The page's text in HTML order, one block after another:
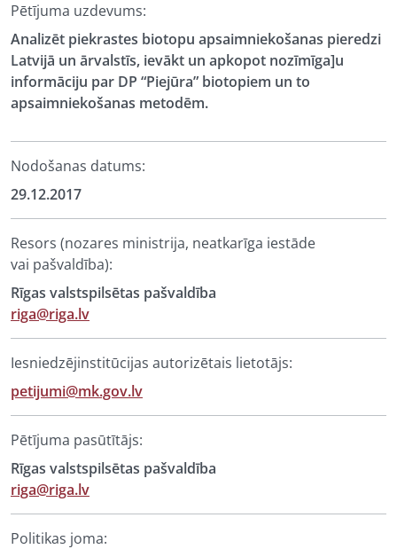
Pētījuma uzdevums:
Analizēt piekrastes biotopu apsaimniekošanas pieredzi
Latvijā un ārvalstīs, ievākt un apkopot nozīmīga]u
informāciju par DP “Piejūra” biotopiem un to
apsaimniekošanas metodēm.
Nodošanas datums:
29.12.2017
Resors (nozares ministrija, neatkarīga iestāde
vai pašvaldība):
Rīgas valstspilsētas pašvaldība
riga@riga.lv
Iesniedzējinstitūcijas autorizētais lietotājs:
petijumi@mk.gov.lv
Pētījuma pasūtītājs:
Rīgas valstspilsētas pašvaldība
riga@riga.lv
Politikas joma: